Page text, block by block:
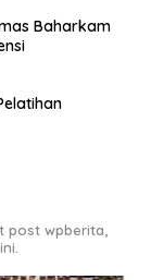
Baharkam
post wpberita,